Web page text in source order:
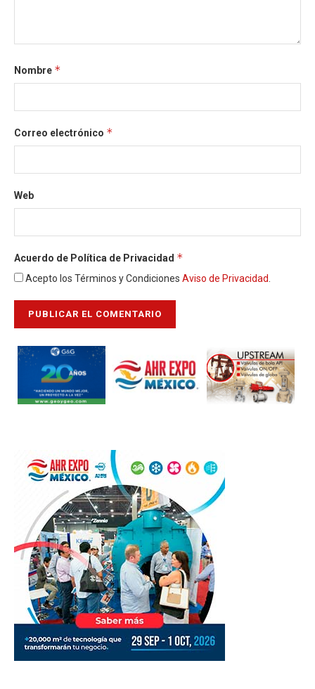
Nombre *
Correo electrónico *
Web
Acuerdo de Política de Privacidad *
Acepto los Términos y Condiciones Aviso de Privacidad